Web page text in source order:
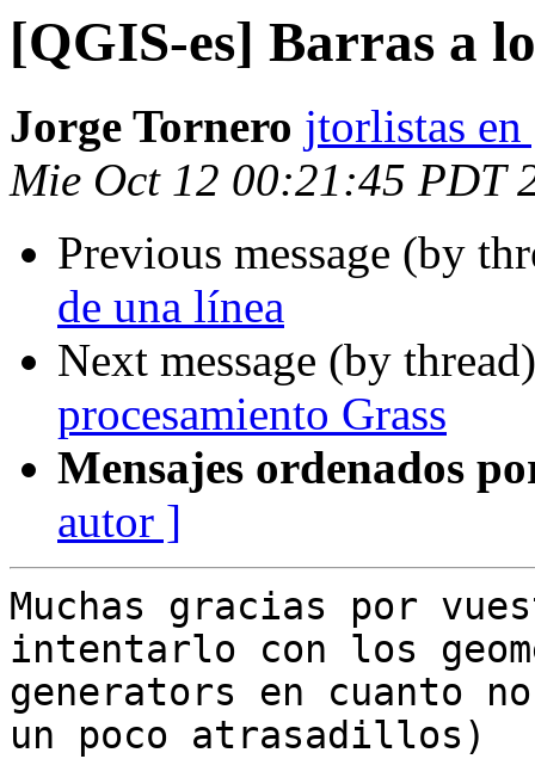
[QGIS-es] Barras a
Jorge Tornero jtorlistas
Mie Oct 12 00:21:45 PDT
Previous message (by
de una línea
Next message (by
procesamiento Grass
Mensajes ordenados
autor ]
Muchas gracias por
intentarlo con los
generators en cuanto
un poco atrasadillos)